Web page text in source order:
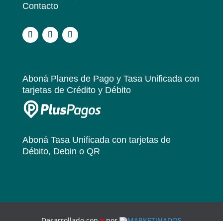
Contacto
Aboná Planes de Pago y Tasa Unificadacon
tarjetas de Crédito y Débito
Aboná Tasa Unificadacon tarjetas de
Débito, Debin o QR